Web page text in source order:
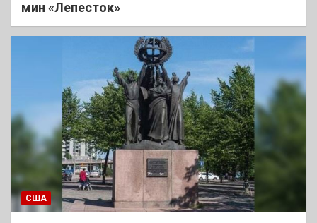
мин «Лепесток»
США